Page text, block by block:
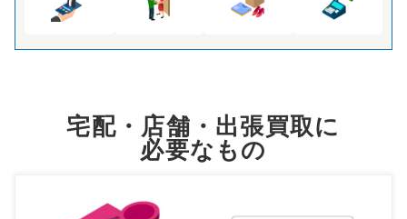
宅配・店舗・出張買取に
必要なもの